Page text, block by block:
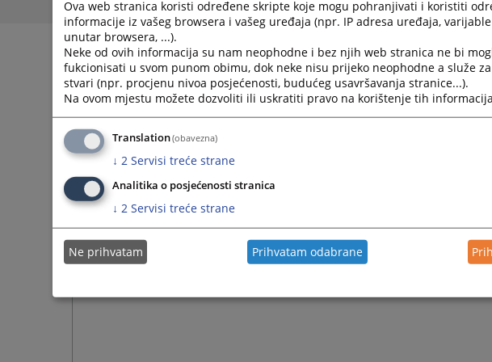
Za razgledanje i fotokopiranje sudskih spisa koji su arhivirani,
odobrenje predsjednika suda.
Ako lice koje zahtijeva kopiranje ispunjava uslove za kopiranje po
pristupa
informacijama („Službeni glasnik Republike
Za fotokopiranje sudskih spisa plaća se novčana naknada u iznosu
stranici.
Ova web stranica koristi određene skripte koje mogu pohranjivati i koristiti
informacije iz vašeg browsera i vašeg uređaja (npr. IP adresa uređaja,
unutar browsera, ...).
Neke od ovih informacija su nam neophodne i bez njih web stranica ne bi
fukcionisati u svom punom obimu, dok neke nisu prijeko neophodne a služe
stvari (npr. procjenu nivoa posjećenosti, budućeg usavršavanja stranice...).
Na ovom mjestu možete dozvoliti ili uskratiti pravo na korištenje tih
Translation(obavezna)
↓ 2 Servisi treće strane
Analitika o posjećenosti stranica
↓ 2 Servisi treće strane
Ne prihvatam Prihvatam odabrane